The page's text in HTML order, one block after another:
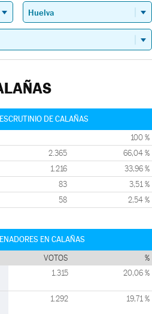
DE CALAÑAS
100 %
2.365 66,04 %
1.216 33,96 %
83 3,51 %
58 2,54 %
EN CALAÑAS
VOTOS %
1.315 20,06 %
1.292 19,71 %